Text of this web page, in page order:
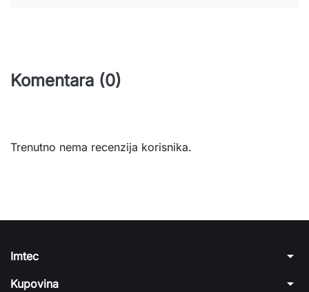
Komentara (0)
Trenutno nema recenzija korisnika.
Imtec arrow_drop_down
Kupovina arrow_drop_down